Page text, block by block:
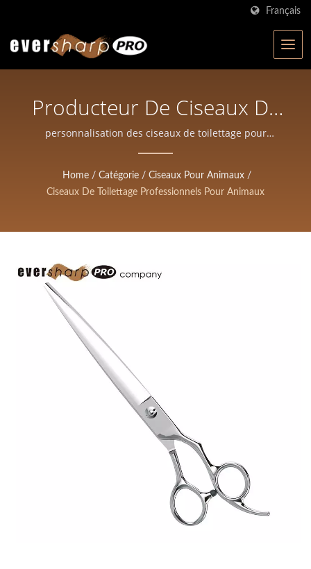
Français
Producteur De Ciseaux De
Toilettage Professionnels
Pour Animaux | Ciseaux
Forgés De Haute Précision
personnalisation des ciseaux de toilettage pour
animaux | Eversharp Pro Company | Fabricant de
Home / Catégorie / Ciseaux Pour Animaux /
Ciseaux De Toilettage Professionnels Pour Animaux